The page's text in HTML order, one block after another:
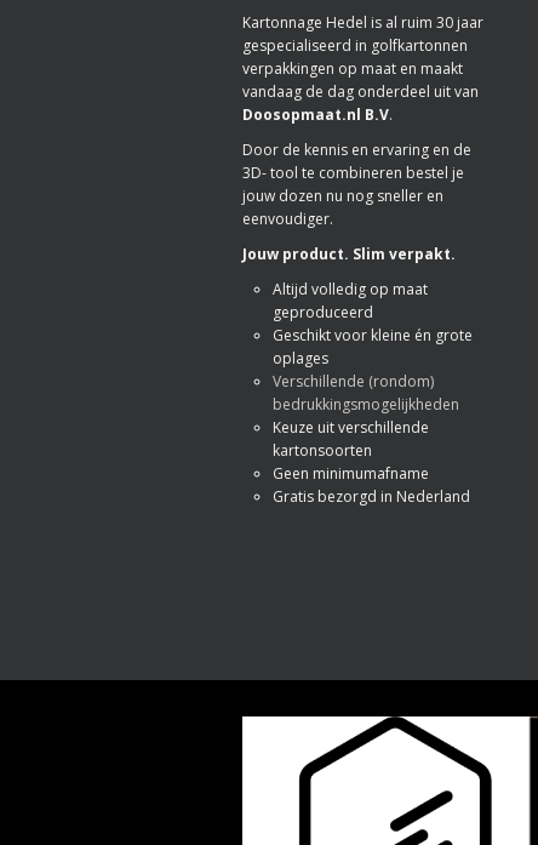
Kartonnage Hedel is al ruim 30 jaar
gespecialiseerd in golfkartonnen
verpakkingen op maat en maakt
vandaag de dag onderdeel uit van
Doosopmaat.nl B.V.
Door de kennis en ervaring en de
3D- tool te combineren bestel je
jouw dozen nu nog sneller en
eenvoudiger.
Jouw product. Slim verpakt.
Altijd volledig op maat
geproduceerd
Geschikt voor kleine én grote
oplages
Verschillende (rondom)
bedrukkingsmogelijkheden
Keuze uit verschillende
kartonsoorten
Geen minimumafname
Gratis bezorgd in Nederland